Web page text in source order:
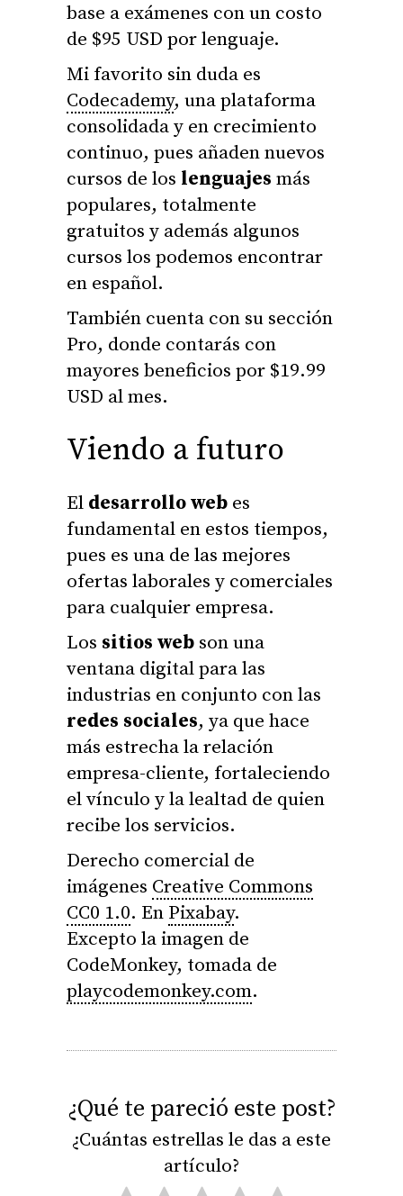
base a exámenes con un costo
de $95 USD por lenguaje.
Mi favorito sin duda es
Codecademy, una plataforma
consolidada y en crecimiento
continuo, pues añaden nuevos
cursos de los lenguajes más
populares, totalmente
gratuitos y además algunos
cursos los podemos encontrar
en español.
También cuenta con su sección
Pro, donde contarás con
mayores beneficios por $19.99
USD al mes.
Viendo a futuro
El desarrollo web es
fundamental en estos tiempos,
pues es una de las mejores
ofertas laborales y comerciales
para cualquier empresa.
Los sitios web son una
ventana digital para las
industrias en conjunto con las
redes sociales, ya que hace
más estrecha la relación
empresa-cliente, fortaleciendo
el vínculo y la lealtad de quien
recibe los servicios.
Derecho comercial de
imágenes Creative Commons
CC0 1.0. En Pixabay.
Excepto la imagen de
CodeMonkey, tomada de
playcodemonkey.com.
¿Qué te pareció este post?
¿Cuántas estrellas le das a este
artículo?